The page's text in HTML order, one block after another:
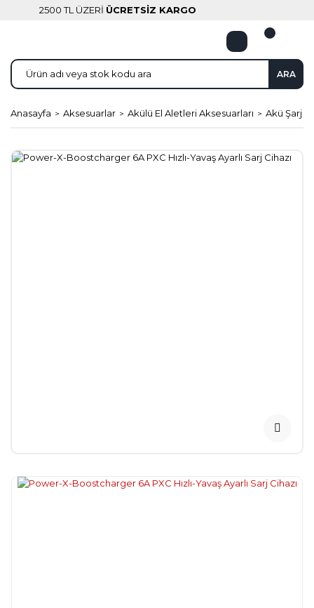
2500 TL ÜZERİ ÜCRETSİZ KARGO
ARA
Anasayfa Aksesuarlar Akülü El Aletleri Aksesuarları Akü Şarj